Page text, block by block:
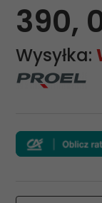
390,
Wysyłka: